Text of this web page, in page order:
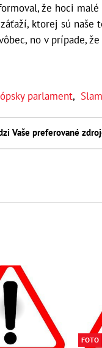
že hoci
ktorej sú naše
no v prípade,
parlament,
Vaše preferované
FOTO